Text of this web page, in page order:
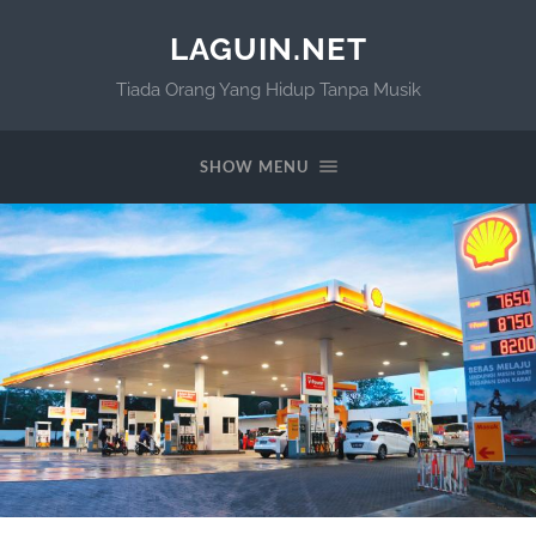
LAGUIN.NET
Tiada Orang Yang Hidup Tanpa Musik
SHOW MENU